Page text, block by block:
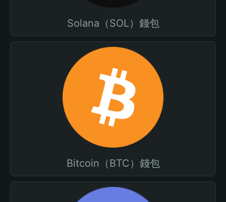
Solana（SOL）錢包
Bitcoin（BTC）錢包